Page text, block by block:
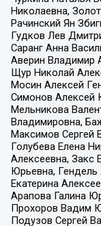
Николаевна,
Рачинский Ян
Гудков Лев
Саранг Анна
Аверин Владимир
Щур Николай
Мосин Алексей
Симонов Алексей
Мельникова
Владимировна,
Максимов Сергей
Голубева Елена
Алексеевна, Закс
Юрьевна,
Екатерина
Арапова Галина
Прохоров Вадим
Подузов Сергей